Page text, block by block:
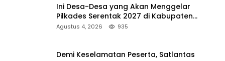
Ini Desa-Desa yang Akan Menggelar
Pilkades Serentak 2027 di Kabupaten
Sumenep
Agustus 4, 2026 935
Demi Keselamatan Peserta, Satlantas